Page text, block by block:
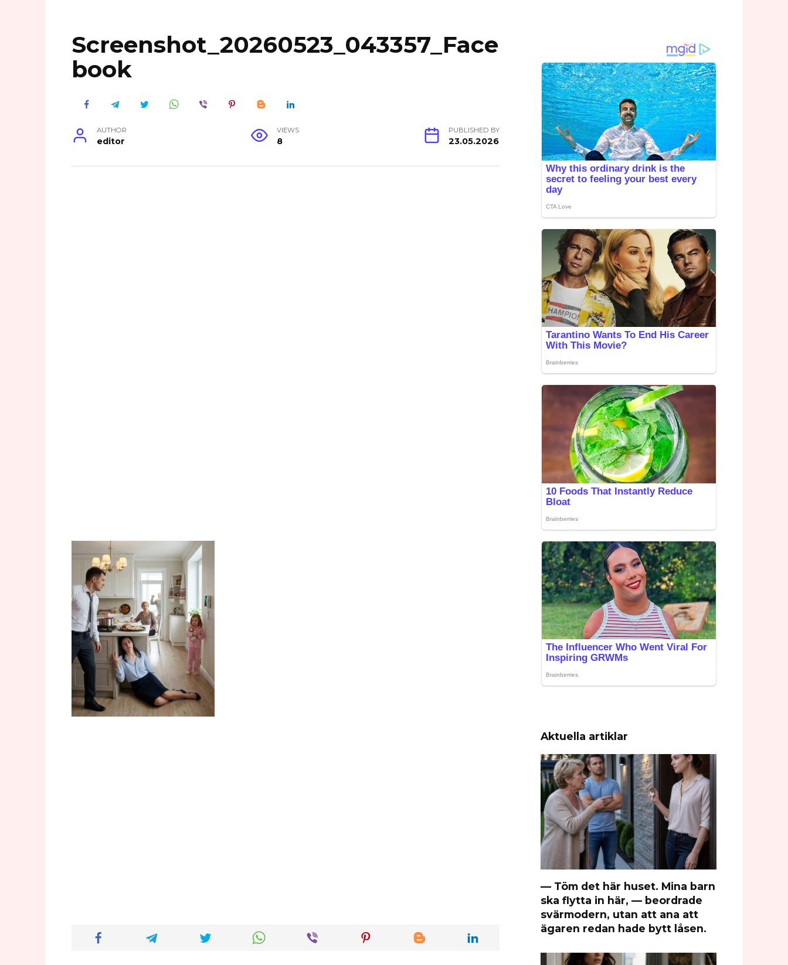
Screenshot_20260523_043357_Face
book
AUTHOR
editor
VIEWS
8
PUBLISHED BY
23.05.2026
Aktuella artiklar
— Töm det här huset. Mina barn
ska flytta in här, — beordrade
svärmodern, utan att ana att
ägaren redan hade bytt låsen.